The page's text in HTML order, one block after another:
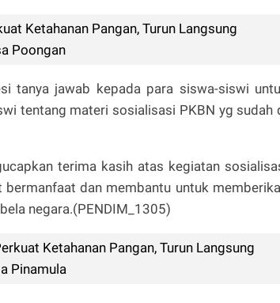
Ketahanan Pangan, Turun Langsung
Poongan
tanya jawab kepada para siswa-siswi
tentang materi sosialisasi PKBN yg sudah
terima kasih atas kegiatan
bermanfaat dan membantu untuk
negara.(PENDIM_1305)
Ketahanan Pangan, Turun Langsung
Pinamula